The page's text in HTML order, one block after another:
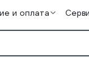
и оплата